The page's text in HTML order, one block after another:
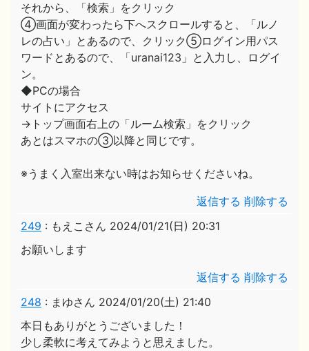
それから、「検索」をクリック
④画面が変わったら下へスクロールすると、「ルノ
レの占い」とあるので、クリック⑤ログイン用パス
ワードとあるので、「uranai123」と入力し、ログイ
ン。
◆PCの場合
サイトにアクセス
→トップ画面右上の「ルーム検索」をクリック
あとはスマホの③以降と同じです。
※うまく入室出来ない時はお知らせくださいね。
返信する 削除する
249 : もえこさん 2024/01/21(日) 20:31
お願いします
返信する 削除する
248 : まゆさん 2024/01/20(土) 21:40
本日もありがとうございました！
少し柔軟に考えてみようと思えました。